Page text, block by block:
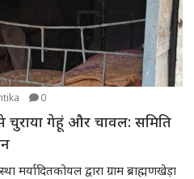
0
चुराया गेहूं और चावल: समिति
द्वारा ग्राम ब्राह्मणखेड़ा